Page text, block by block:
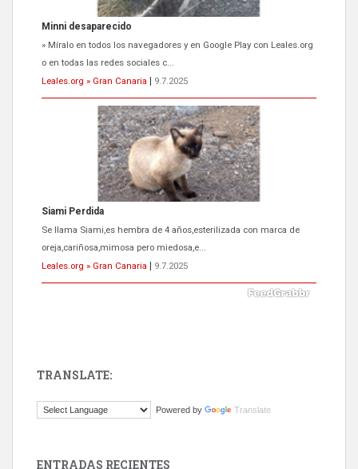
Minni desaparecido
» Míralo en todos los navegadores y en Google Play con Leales.org
o en todas las redes sociales c...
Leales.org » Gran Canaria
9.7.2025
Siami Perdida
Se llama Siami,es hembra de 4 años,esterilizada con marca de
oreja,cariñosa,mimosa pero miedosa,e...
Leales.org » Gran Canaria
9.7.2025
El ayuntamiento se va a llevar a Los Gatos callejeros de la zona los
TRANSLATE:
Powered by Translate
ENTRADAS RECIENTES